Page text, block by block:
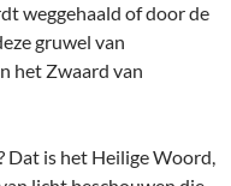
weggehaald of door de
gruwel van
het Zwaard van
Dat is het Heilige Woord,